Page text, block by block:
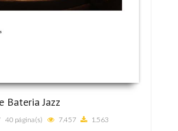
Bateria Jazz
40 página(s) 7.457 1.563